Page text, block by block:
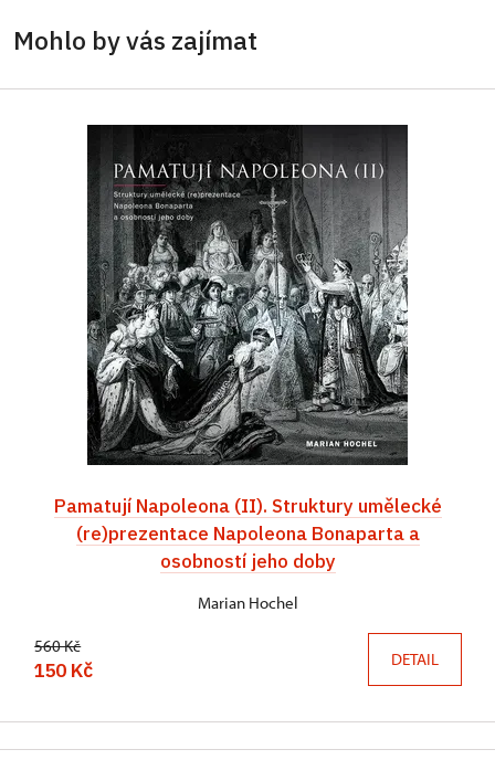
Mohlo by vás zajímat
Pamatují Napoleona (II). Struktury umělecké
(re)prezentace Napoleona Bonaparta a
osobností jeho doby
Marian Hochel
560 Kč
150 Kč DETAIL